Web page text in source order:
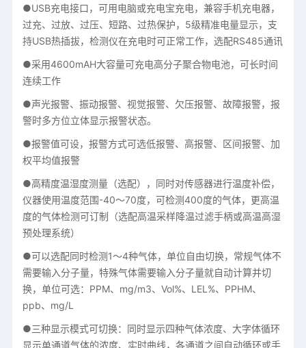
●USB充电接口，可用电脑或充电宝充电，兼容手机充电器，
过充、过放、过压、短路、过热保护，5级精准电量显示，支
持USB热插拔，检测仪在充电时可正常工作，选配RS485通讯
●采用4600mAH大容量可充电高分子聚合物电池，可长时间
连续工作
●声光报警、振动报警、视觉报警、欠压报警、故障报警，报
警时多方位立体显示报警状态。
●报警值可设，报警方式可选低报警、高报警、区间报警、加
权平均值报警
●高精度温湿度测量（选配），同时对传感器进行温度补偿，
仪器使用温度范围-40～70度，可检测400度的气体，更高温
度的气体检测可订制（选配高温采样降温过滤手柄或高温高湿
预处理系统）
●可以选配同时检测1～4种气体，单位自由切换，常规气体不
需要输入分子量，特殊气体需要输入分子量就自动计算并切
换，单位可选：PPM、mg/m3、Vol%、LEL%、PPHM、
ppb、mg/L
●三种显示模式可切换：同时显示四种气体浓度、大字体循环
显示单通道气体的浓度、实时曲线，各通道之间自动循环或手